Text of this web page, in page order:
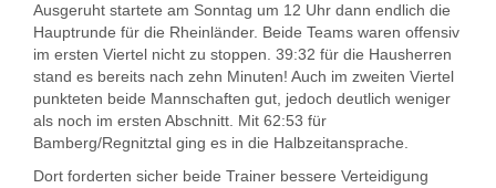
Ausgeruht startete am Sonntag um 12 Uhr dann endlich die
Hauptrunde für die Rheinländer. Beide Teams waren offensiv
im ersten Viertel nicht zu stoppen. 39:32 für die Hausherren
stand es bereits nach zehn Minuten! Auch im zweiten Viertel
punkteten beide Mannschaften gut, jedoch deutlich weniger
als noch im ersten Abschnitt. Mit 62:53 für
Bamberg/Regnitztal ging es in die Halbzeitansprache.
Dort forderten sicher beide Trainer bessere Verteidigung